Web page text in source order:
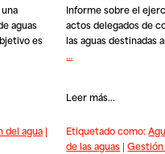
aguas
es
del agua|
Informe sobre el
actos delegados de
las aguas destinadas
…
Leer más...
Etiquetado como:
de las aguas |Gestión